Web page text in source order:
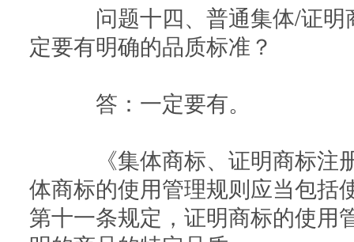
问题十四、普通集体/证明
定要有明确的品质标准？
答：一定要有。
《集体商标、证明商标注
体商标的使用管理规则应当包括
第十一条规定，证明商标的使用